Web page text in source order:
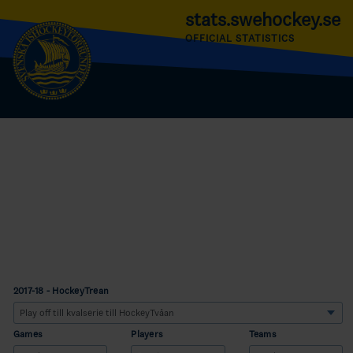
stats.swehockey.se
OFFICIAL STATISTICS
2017-18 - HockeyTrean
Games Players Teams